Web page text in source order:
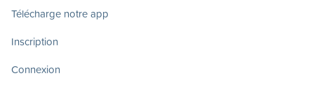
Télécharge notre app
Inscription
Connexion